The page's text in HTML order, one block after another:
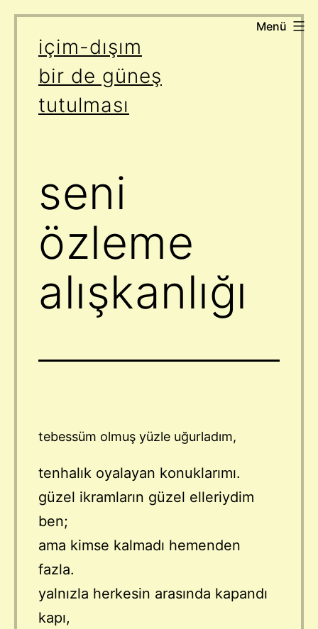
geç
içim-dışım
bir de güneş
tutulması
Menü
seni
özleme
alışkanlığı
tebessüm olmuş yüzle uğurladım,
tenhalık oyalayan konuklarımı.
güzel ikramların güzel elleriydim
ben;
ama kimse kalmadı hemenden
fazla.
yalnızla herkesin arasında kapandı
kapı,